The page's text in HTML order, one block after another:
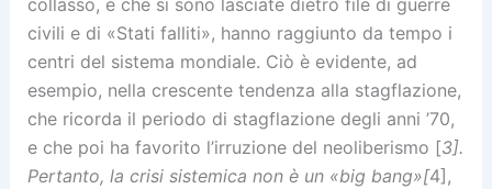
collasso, e che si sono lasciate dietro file di guerre
civili e di «Stati falliti», hanno raggiunto da tempo i
centri del sistema mondiale. Ciò è evidente, ad
esempio, nella crescente tendenza alla stagflazione,
che ricorda il periodo di stagflazione degli anni ’70,
e che poi ha favorito l’irruzione del neoliberismo [3].
Pertanto, la crisi sistemica non è un «big bang»[4],